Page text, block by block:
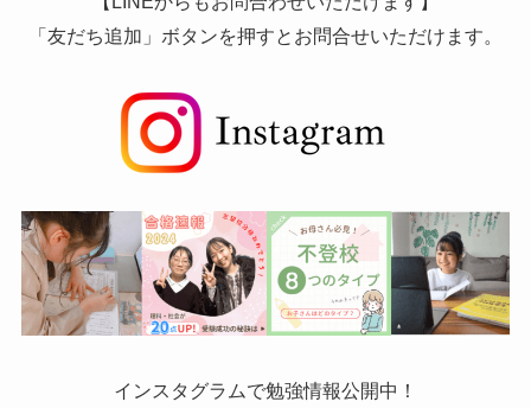
「友だち追加」ボタンを押すとお問合せいただけます。
インスタグラムで勉強情報公開中！